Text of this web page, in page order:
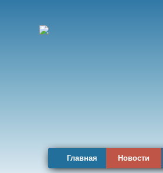
Главная Новости